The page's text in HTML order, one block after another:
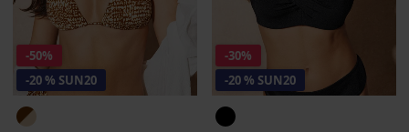
-50%
-20 % SUN20
-30%
-20 % SUN20